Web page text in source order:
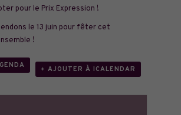
pour le Prix Expression !
le 13 juin pour fêter cet
!
+ AJOUTER À ICALENDAR